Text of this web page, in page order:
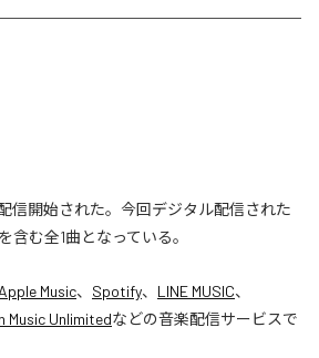
配信開始された。今回デジタル配信された
含む全1曲となっている。
Apple Music、 Spotify、 LINE MUSIC、
Music Unlimitedなどの音楽配信サービスで